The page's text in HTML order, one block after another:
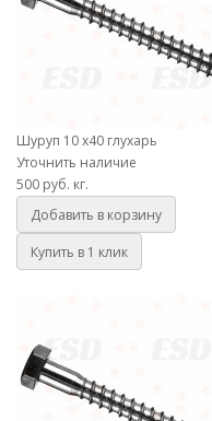
Шуруп 10 х40 глухарь
Уточнить наличие
500 руб. кг.
Добавить в корзину
Купить в 1 клик